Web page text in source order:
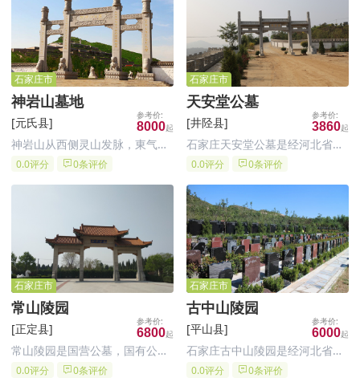
祖山之龙势。整个墓区环境遍布
苍松翠柏，春杏秋柿，令人怡
然。宽
石家庄集园林艺术、追悼祭祀为
一体的现代仿古陵园。
石家庄市
神岩山墓地
[元氏县] 8000
神岩山从西侧灵山发脉，東气过
峡，穿珠过帐。背靠玉观音，左
武、观音坐。是一处难得的堪舆
0.0评分 0条评价
石家庄市
天安堂公墓
[井陉县] 3860
石家庄天安堂公墓是经河北省民
政厅批准，由井陉县天安堂纪念
性园林化经典公墓，以公益性、
教育性、纪念性、观光性作为公
墓经营理念，将陆续推出不同内
涵的墓型，满足不同层次客户需
求。
0.0评分 0条评价
石家庄市
常山陵园
[正定县] 6800
常山陵园是国营公墓，国有公墓
有保障，再就是离市近，方便祭
0.0评分 0条评价
石家庄市
古中山陵园
[平山县] 6000
石家庄古中山陵园是经河北省民
政厅批准，由平山县民政局主管
0.0评分 0条评价